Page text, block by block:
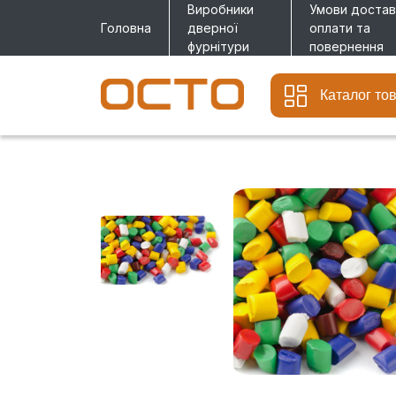
Головна
Виробники
дверної
фурнітури
Умови
оплати та
повернення
Каталог